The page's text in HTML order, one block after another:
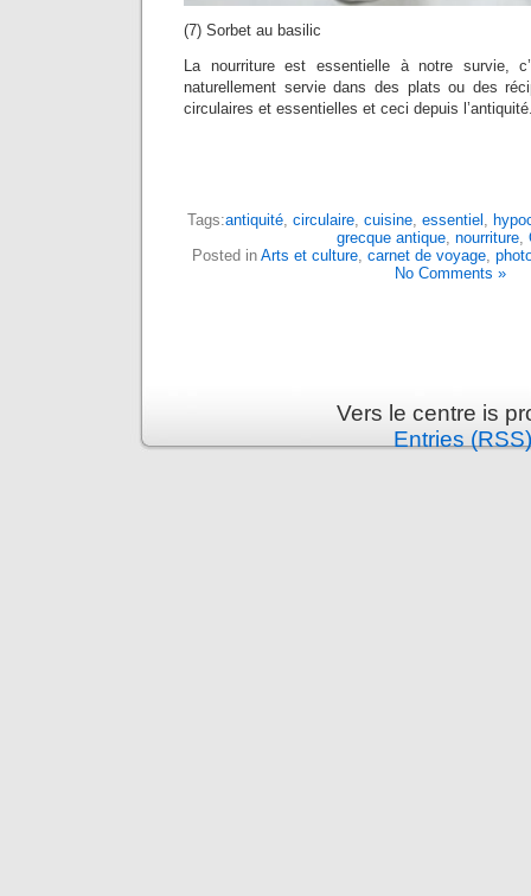
(7) Sorbet au basilic
La nourriture est essentielle à notre survie,
naturellement servie dans des plats ou des
circulaires et essentielles et ceci depuis
Tags:antiquité, circulaire, cuisine, essentiel ,
grecque antique, nourriture,
Posted in Arts et culture, carnet de voyage,
No Comments »
Vers le centre is
Entries (RSS)